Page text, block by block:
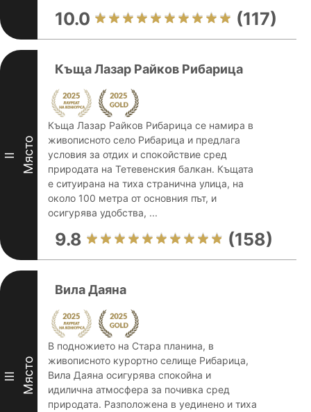
10.0 (117)
II Място
Къща Лазар Райков Рибарица
Къща Лазар Райков Рибарица се намира в
живописното село Рибарица и предлага
условия за отдих и спокойствие сред
природата на Тетевенския балкан. Къщата
е ситуирана на тиха странична улица, на
около 100 метра от основния път, и
осигурява удобства, ...
9.8 (158)
III Място
Вила Даяна
В подножието на Стара планина, в
живописното курортно селище Рибарица,
Вила Даяна осигурява спокойна и
идилична атмосфера за почивка сред
природата. Разположена в уединено и тиха